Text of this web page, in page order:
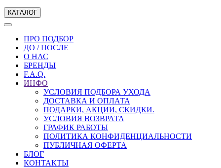
КАТАЛОГ
ПРО ПОДБОР
ДО / ПОСЛЕ
О НАС
БРЕНДЫ
F.A.Q.
ИНФО
УСЛОВИЯ ПОДБОРА УХОДА
ДОСТАВКА И ОПЛАТА
ПОДАРКИ, АКЦИИ, СКИДКИ.
УСЛОВИЯ ВОЗВРАТА
ГРАФИК РАБОТЫ
ПОЛИТИКА КОНФИДЕНЦИАЛЬНОСТИ
ПУБЛИЧНАЯ ОФЕРТА
БЛОГ
КОНТАКТЫ